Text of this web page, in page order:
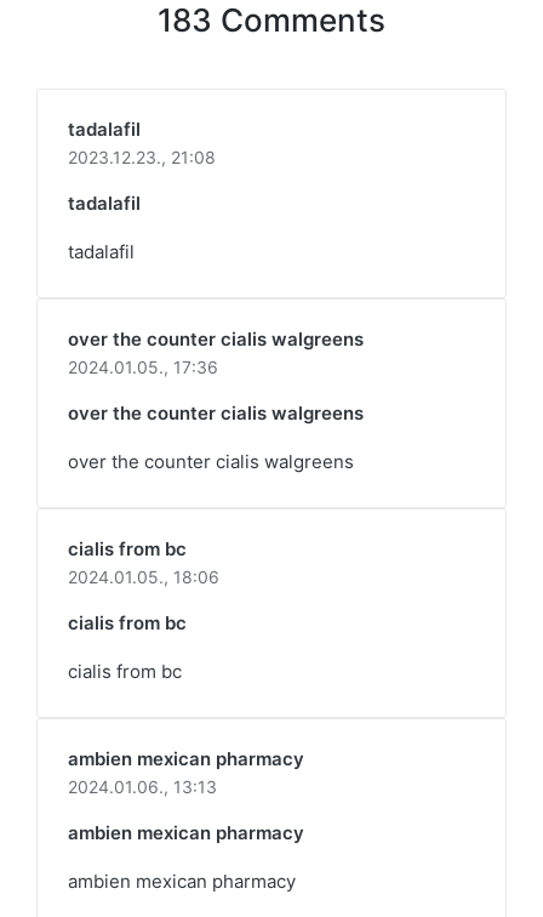
183 Comments
tadalafil
2023.12.23., 21:08
tadalafil
tadalafil
over the counter cialis walgreens
2024.01.05., 17:36
over the counter cialis walgreens
over the counter cialis walgreens
cialis from bc
2024.01.05., 18:06
cialis from bc
cialis from bc
ambien mexican pharmacy
2024.01.06., 13:13
ambien mexican pharmacy
ambien mexican pharmacy